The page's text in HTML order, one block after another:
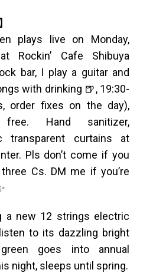
plays live on Monday,
Rockin’ Cafe Shibuya
bar, I play a guitar and
with drinking 🍺, 19:30-
order fixes on the day),
free. Hand sanitizer,
transparent curtains at
Pls don’t come if you
Cs. DM me if you’re
a new 12 strings electric
to its dazzling bright
goes into annual
night, sleeps until spring.